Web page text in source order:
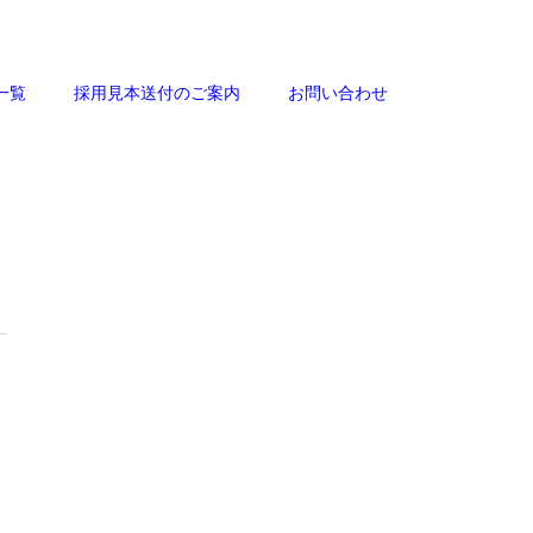
覧 採用見本送付のご案内 お問い合わせ